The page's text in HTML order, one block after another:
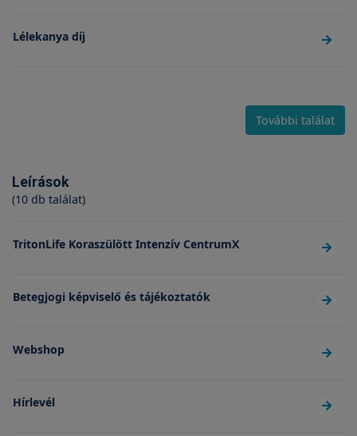
Lélekanya díj
További találat
Leírások
(10 db találat)
TritonLife Koraszülött Intenzív CentrumX
Betegjogi képviselő és tájékoztatók
Webshop
Hírlevél